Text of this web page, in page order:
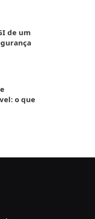
de um
o que